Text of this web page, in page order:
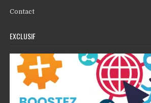
Contact
EXCLUSIF